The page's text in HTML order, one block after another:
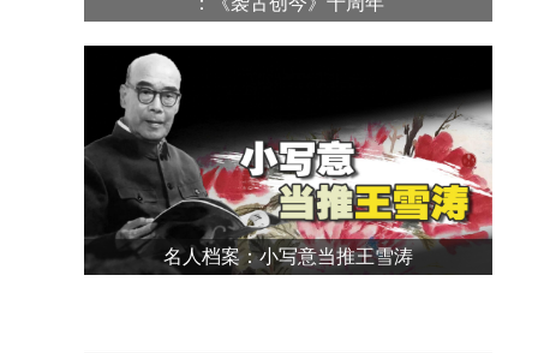
名人档案：小写意当推王雪涛